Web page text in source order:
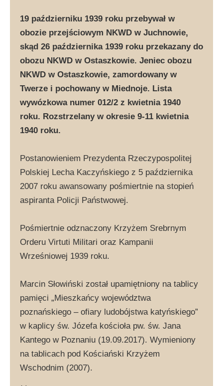
19 październiku 1939 roku przebywał w
obozie przejściowym NKWD w Juchnowie,
skąd 26 października 1939 roku przekazany do
obozu NKWD w Ostaszkowie. Jeniec obozu
NKWD w Ostaszkowie, zamordowany w
Twerze i pochowany w Miednoje. Lista
wywózkowa numer 012/2 z kwietnia 1940
roku. Rozstrzelany w okresie 9-11 kwietnia
1940 roku.
Postanowieniem Prezydenta Rzeczypospolitej
Polskiej Lecha Kaczyńskiego z 5 października
2007 roku awansowany pośmiertnie na stopień
aspiranta Policji Państwowej.
Pośmiertnie odznaczony Krzyżem Srebrnym
Orderu Virtuti Militari oraz Kampanii
Wrześniowej 1939 roku.
Marcin Słowiński został upamiętniony na tablicy
pamięci „Mieszkańcy województwa
poznańskiego – ofiary ludobójstwa katyńskiego”
w kaplicy św. Józefa kościoła pw. św. Jana
Kantego w Poznaniu (19.09.2017). Wymieniony
na tablicach pod Kościański Krzyżem
Wschodnim (2007).